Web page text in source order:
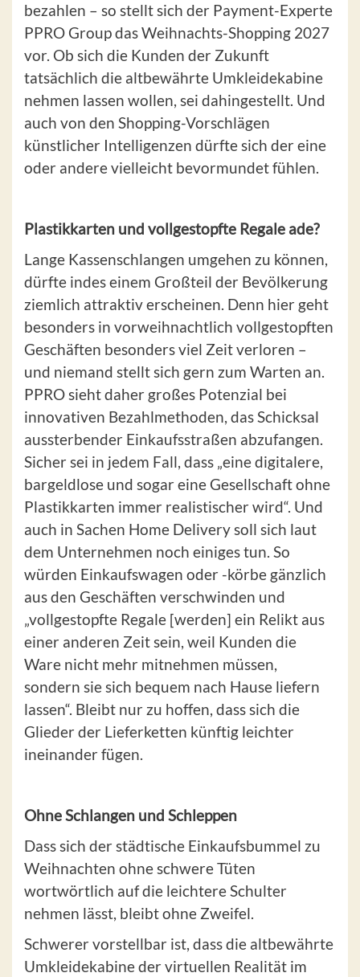
bezahlen – so stellt sich der Payment-Experte
PPRO Group das Weihnachts-Shopping 2027
vor. Ob sich die Kunden der Zukunft
tatsächlich die altbewährte Umkleidekabine
nehmen lassen wollen, sei dahingestellt. Und
auch von den Shopping-Vorschlägen
künstlicher Intelligenzen dürfte sich der eine
oder andere vielleicht bevormundet fühlen.
Plastikkarten und vollgestopfte Regale ade?
Lange Kassenschlangen umgehen zu können,
dürfte indes einem Großteil der Bevölkerung
ziemlich attraktiv erscheinen. Denn hier geht
besonders in vorweihnachtlich vollgestopften
Geschäften besonders viel Zeit verloren –
und niemand stellt sich gern zum Warten an.
PPRO sieht daher großes Potenzial bei
innovativen Bezahlmethoden, das Schicksal
aussterbender Einkaufsstraßen abzufangen.
Sicher sei in jedem Fall, dass „eine digitalere,
bargeldlose und sogar eine Gesellschaft ohne
Plastikkarten immer realistischer wird“. Und
auch in Sachen Home Delivery soll sich laut
dem Unternehmen noch einiges tun. So
würden Einkaufswagen oder -körbe gänzlich
aus den Geschäften verschwinden und
„vollgestopfte Regale [werden] ein Relikt aus
einer anderen Zeit sein, weil Kunden die
Ware nicht mehr mitnehmen müssen,
sondern sie sich bequem nach Hause liefern
lassen“. Bleibt nur zu hoffen, dass sich die
Glieder der Lieferketten künftig leichter
ineinander fügen.
Ohne Schlangen und Schleppen
Dass sich der städtische Einkaufsbummel zu
Weihnachten ohne schwere Tüten
wortwörtlich auf die leichtere Schulter
nehmen lässt, bleibt ohne Zweifel.
Schwerer vorstellbar ist, dass die altbewährte
Umkleidekabine der virtuellen Realität im